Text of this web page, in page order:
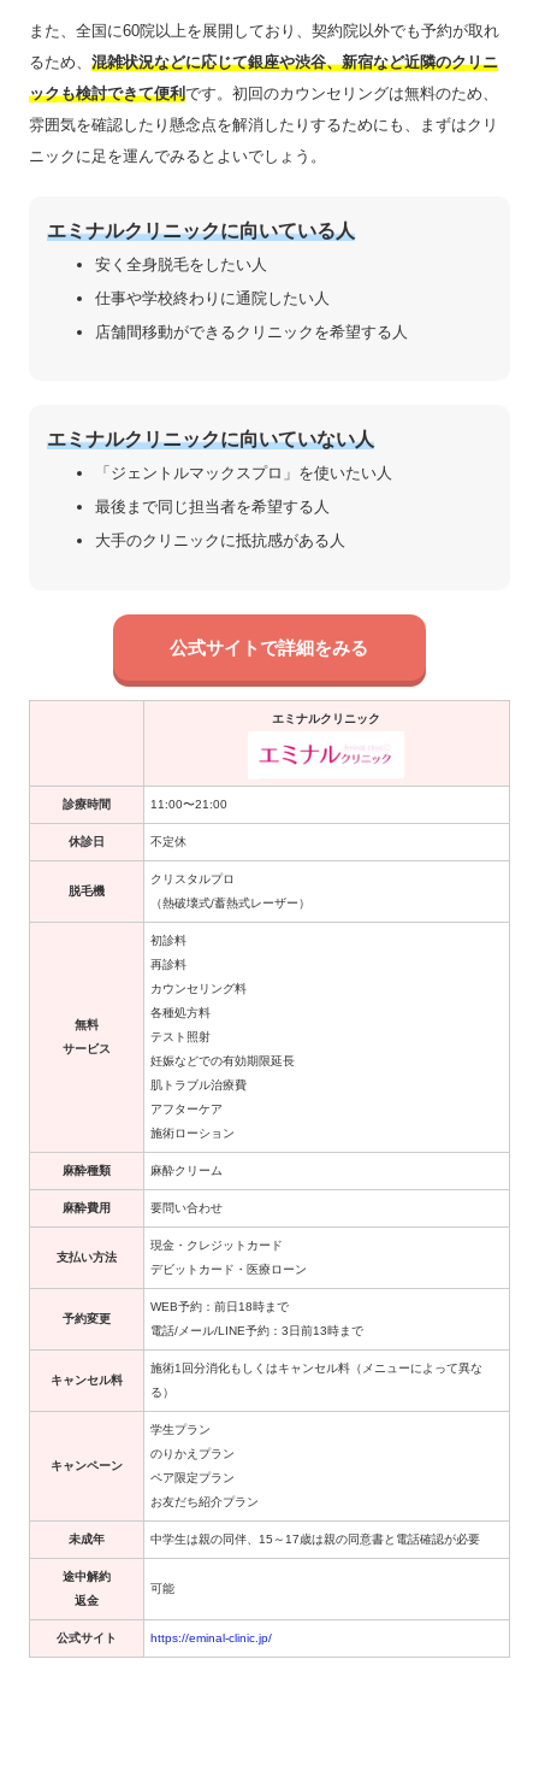
また、全国に60院以上を展開しており、契約院以外でも予約が取れ
るため、 混雑状況などに応じて銀座や渋谷、新宿など近隣のクリニ
ックも検討できて便利です。初回のカウンセリングは無料のため、
雰囲気を確認したり懸念点を解消したりするためにも、まずはクリ
ニックに足を運んでみるとよいでしょう。
エミナルクリニックに向いている人
安く全身脱毛をしたい人
仕事や学校終わりに通院したい人
店舗間移動ができるクリニックを希望する人
エミナルクリニックに向いていない人
「ジェントルマックスプロ」を使いたい人
最後まで同じ担当者を希望する人
大手のクリニックに抵抗感がある人
公式サイトで詳細をみる
エミナルクリニック
診療時間 11:00〜21:00
休診日 不定休
脱毛機
クリスタルプロ
（熱破壊式/蓄熱式レーザー）
無料
サービス
初診料
再診料
カウンセリング料
各種処方料
テスト照射
妊娠などでの有効期限延長
肌トラブル治療費
アフターケア
施術ローション
麻酔種類 麻酔クリーム
麻酔費用 要問い合わせ
支払い方法
現金・クレジットカード
デビットカード・医療ローン
予約変更
WEB予約：前日18時まで
電話/メール/LINE予約：3日前13時まで
キャンセル料
施術1回分消化もしくはキャンセル料（メニューによって異な
る）
キャンペーン
学生プラン
のりかえプラン
ペア限定プラン
お友だち紹介プラン
未成年 中学生は親の同伴、15～17歳は親の同意書と電話確認が必要
途中解約
返金
可能
公式サイト https://eminal-clinic.jp/